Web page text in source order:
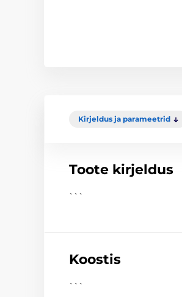
Kirjeldus ja parameetrid
Toote kirjeldus
```
Koostis
```